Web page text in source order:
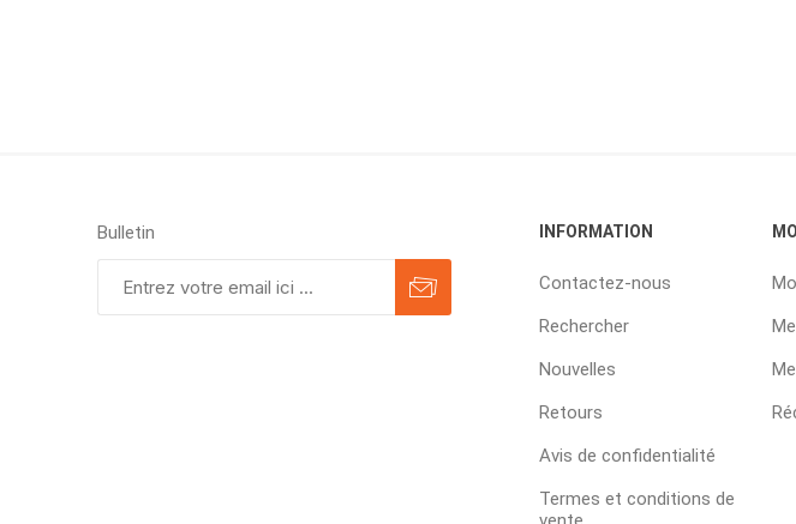
Bulletin INFORMATION
Contactez-nous
Rechercher
Nouvelles
Retours
Avis de confidentialité
Termes et conditions de